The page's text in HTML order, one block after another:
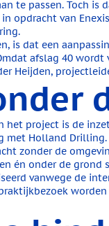
te passen. Toch
in opdracht van
is dat een
afslag 40
Heijden,
het project is de
met Holland
zonder de
én onder de grond
vanwege de